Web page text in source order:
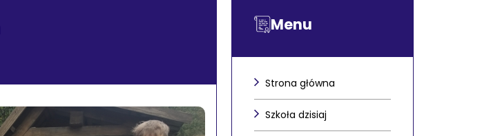
Menu
Strona główna
Szkoła dzisiaj